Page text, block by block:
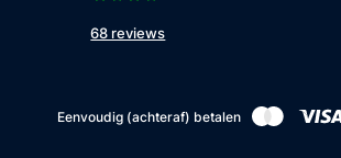
68 reviews
Eenvoudig (achteraf) betalen